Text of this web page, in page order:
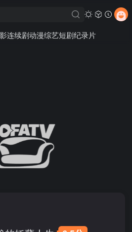
连续剧动漫综艺短剧纪录片